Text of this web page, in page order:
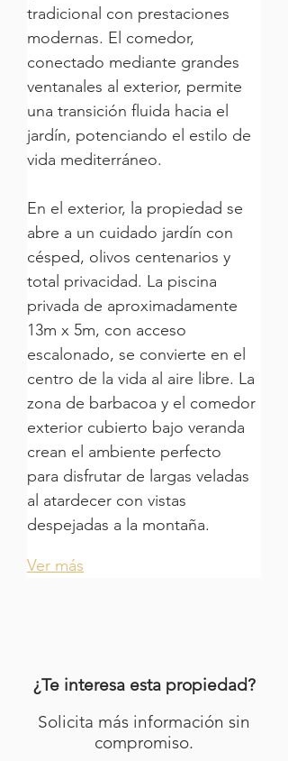
tradicional con prestaciones
modernas. El comedor,
conectado mediante grandes
ventanales al exterior, permite
una transición fluida hacia el
jardín, potenciando el estilo de
vida mediterráneo.
En el exterior, la propiedad se
abre a un cuidado jardín con
césped, olivos centenarios y
total privacidad. La piscina
privada de aproximadamente
13m x 5m, con acceso
escalonado, se convierte en el
centro de la vida al aire libre. La
zona de barbacoa y el comedor
exterior cubierto bajo veranda
crean el ambiente perfecto
para disfrutar de largas veladas
al atardecer con vistas
despejadas a la montaña.
Ver más
¿Te interesa esta propiedad?
Solicita más información sin
compromiso.